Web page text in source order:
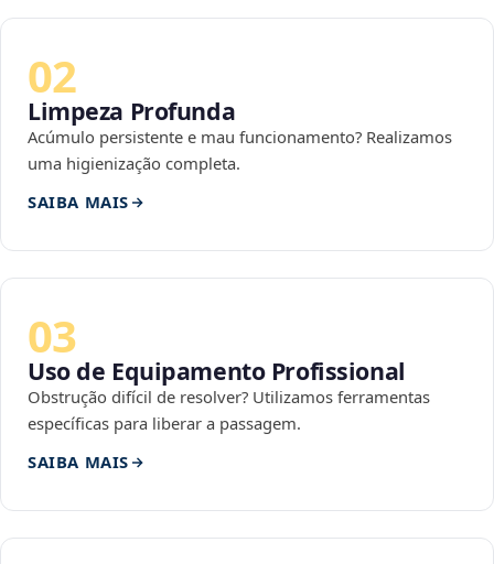
02
Limpeza Profunda
Acúmulo persistente e mau funcionamento? Realizamos
uma higienização completa.
SAIBA MAIS
03
Uso de Equipamento Profissional
Obstrução difícil de resolver? Utilizamos ferramentas
específicas para liberar a passagem.
SAIBA MAIS